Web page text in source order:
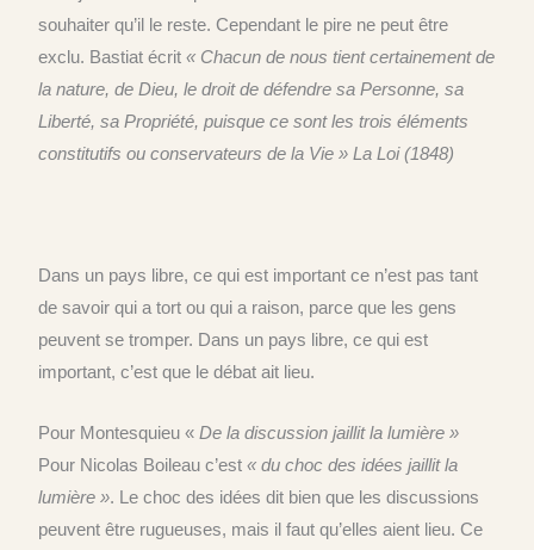
souhaiter qu’il le reste. Cependant le pire ne peut être
exclu. Bastiat écrit« Chacun de nous tient certainement de
la nature, de Dieu, le droit de défendre sa Personne, sa
Liberté, sa Propriété, puisque ce sont les trois éléments
constitutifs ou conservateurs de la Vie » La Loi (1848)
Dans un pays libre, ce qui est important ce n’est pas tant
de savoir qui a tort ou qui a raison, parce que les gens
peuvent se tromper. Dans un pays libre, ce qui est
important, c’est que le débat ait lieu.
Pour Montesquieu «De la discussion jaillit la lumière »
Pour Nicolas Boileau c’est« du choc des idées jaillit la
lumière ». Le choc des idées dit bien que les discussions
peuvent être rugueuses, mais il faut qu’elles aient lieu. Ce